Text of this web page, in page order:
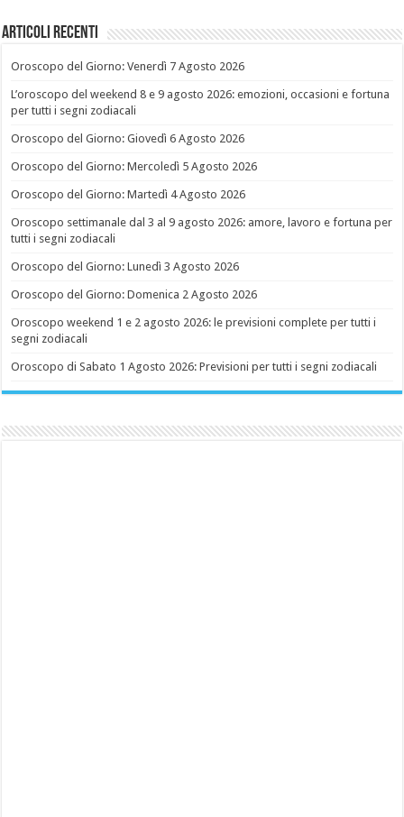
Articoli recenti
Oroscopo del Giorno: Venerdì 7 Agosto 2026
L’oroscopo del weekend 8 e 9 agosto 2026: emozioni, occasioni e fortuna
per tutti i segni zodiacali
Oroscopo del Giorno: Giovedì 6 Agosto 2026
Oroscopo del Giorno: Mercoledì 5 Agosto 2026
Oroscopo del Giorno: Martedì 4 Agosto 2026
Oroscopo settimanale dal 3 al 9 agosto 2026: amore, lavoro e fortuna per
tutti i segni zodiacali
Oroscopo del Giorno: Lunedì 3 Agosto 2026
Oroscopo del Giorno: Domenica 2 Agosto 2026
Oroscopo weekend 1 e 2 agosto 2026: le previsioni complete per tutti i
segni zodiacali
Oroscopo di Sabato 1 Agosto 2026: Previsioni per tutti i segni zodiacali